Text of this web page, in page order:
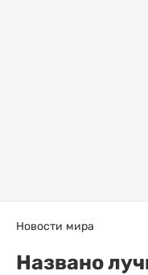
Новости мира
Названо